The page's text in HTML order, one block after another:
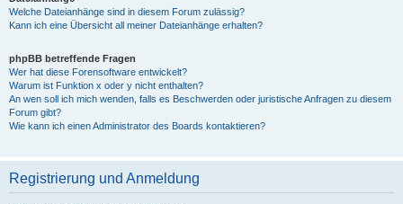
Welche Dateianhänge sind in diesem Forum zulässig?
Kann ich eine Übersicht all meiner Dateianhänge erhalten?
phpBB betreffende Fragen
Wer hat diese Forensoftware entwickelt?
Warum ist Funktion x oder y nicht enthalten?
An wen soll ich mich wenden, falls es Beschwerden oder juristische Anfragen zu diesem
Forum gibt?
Wie kann ich einen Administrator des Boards kontaktieren?
Registrierung und Anmeldung